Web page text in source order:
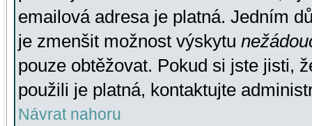
emailová adresa je platná. Jedním
je zmenšit možnost výskytu
pouze obtěžovat. Pokud si jste jisti,
použili je platná, kontaktujte
Návrat nahoru